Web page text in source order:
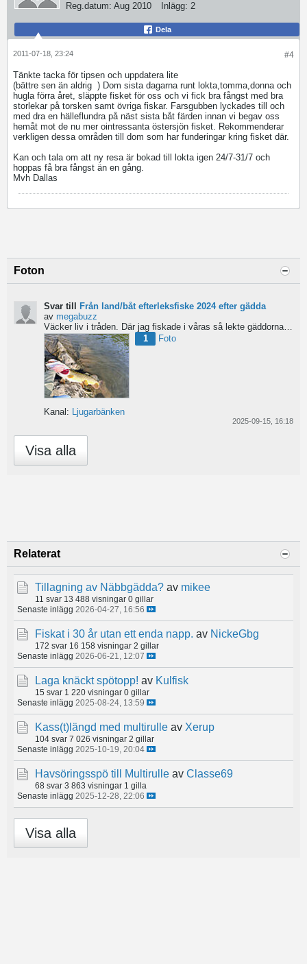
Reg.datum: Aug 2010 Inlägg: 2
Dela
#4
2011-07-18, 23:24
Tänkte tacka för tipsen och uppdatera lite
(bättre sen än aldrig ) Dom sista dagarna runt lokta,tomma,donna och
hugla förra året, släppte fisket för oss och vi fick bra fångst med bra
storlekar på torsken samt övriga fiskar. Farsgubben lyckades till och
med dra en hälleflundra på näst sista båt färden innan vi begav oss
hemåt mot de nu mer ointressanta östersjön fisket. Rekommenderar
verkligen dessa områden till dom som har funderingar kring fisket där.
Kan och tala om att ny resa är bokad till lokta igen 24/7-31/7 och
hoppas få bra fångst än en gång.
Mvh Dallas
Foton
Svar till
Från land/båt efterleksfiske 2024 efter gädda
av megabuzz
Väcker liv i tråden. Där jag fiskade i våras så lekte gäddorna från början av mars hela vägen in i juni...
1
Foto
Kanal: Ljugarbänken
2025-09-15, 16:18
Visa alla
Relaterat
Tillagning av Näbbgädda? av mikee
11 svar 13 488 visningar 0 gillar
Senaste inlägg 2026-04-27, 16:56
Fiskat i 30 år utan ett enda napp. av NickeGbg
172 svar 16 158 visningar 2 gillar
Senaste inlägg 2026-06-21, 12:07
Laga knäckt spötopp! av Kulfisk
15 svar 1 220 visningar 0 gillar
Senaste inlägg 2025-08-24, 13:59
Kass(t)längd med multirulle av Xerup
104 svar 7 026 visningar 2 gillar
Senaste inlägg 2025-10-19, 20:04
Havsöringsspö till Multirulle av Classe69
68 svar 3 863 visningar 1 gilla
Senaste inlägg 2025-12-28, 22:06
Visa alla